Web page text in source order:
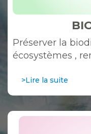
Préserver la
écosystèmes ,
>Lire la suite